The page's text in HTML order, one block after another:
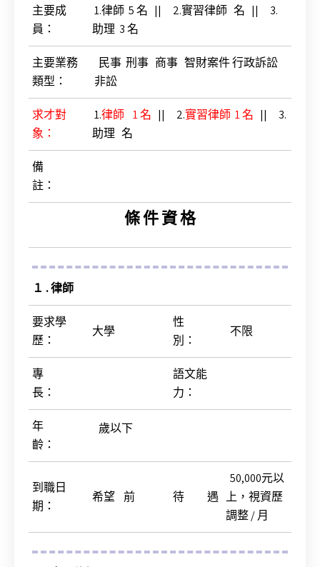
主要成
員 ：
1.律師 5 名 || 2.實習律師 名 || 3.
助理 3 名
主要業務
類型：
民事 刑事 商事 智財案件 行政訴訟
非訟
求才對
象：
1.律師 1 名 || 2.實習律師 1 名 || 3.
助理 名
備
註：
條 件 資 格
１ . 律師
要求學
歷 ：
大學
性
別 ：
不限
專
長 ：
語文能
力 ：
年
齡 ：
歲以下
到職日
期 ：
希望 前 待 遇
50,000元以
上，視資歷
調整 / 月